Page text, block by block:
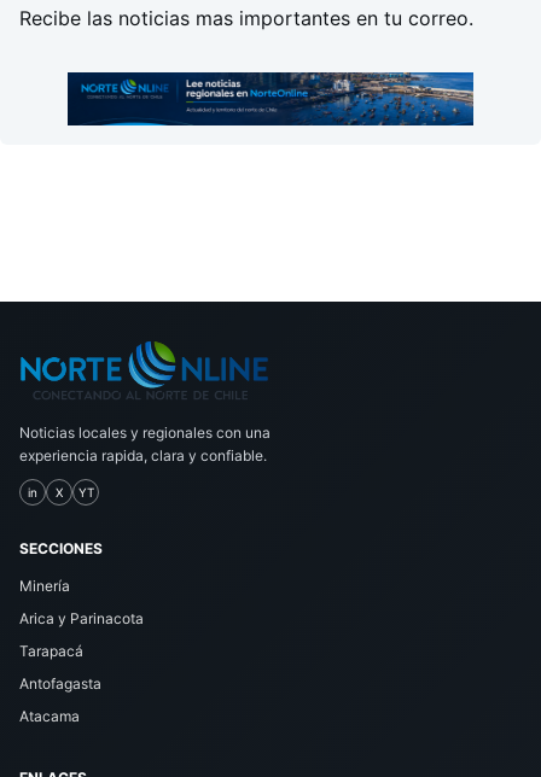
Recibe las noticias mas importantes en tu correo.
Noticias locales y regionales con una
experiencia rapida, clara y confiable.
in X YT
SECCIONES
Minería
Arica y Parinacota
Tarapacá
Antofagasta
Atacama